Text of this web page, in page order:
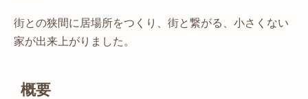
街との狭間に居場所をつくり、街と繋がる、小さくない
家が出来上がりました。
概要